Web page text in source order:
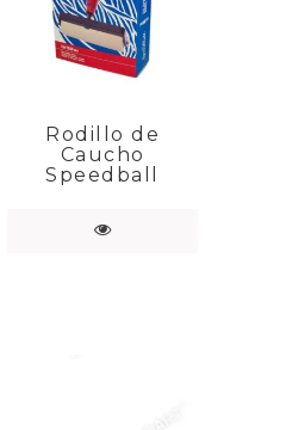
Rodillo de
Caucho
Speedball